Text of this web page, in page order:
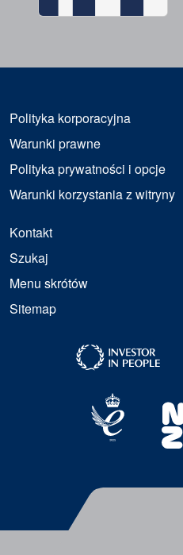
Polityka korporacyjna
Warunki prawne
Polityka prywatności i opcje
Warunki korzystania z witryny
Kontakt
Szukaj
Menu skrótów
Sitemap